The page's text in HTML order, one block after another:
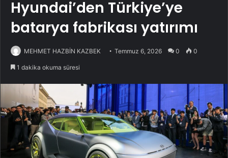
Hyundai’den Türkiye’ye
batarya fabrikası yatırımı
MEHMET HAZBİN KAZBEK Temmuz 6, 2026 0 0
1 dakika okuma süresi